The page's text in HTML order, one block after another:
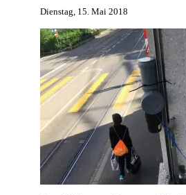
Dienstag, 15. Mai 2018